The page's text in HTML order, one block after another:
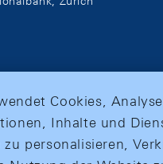
Cookies,
Inhalte und
personalisieren,